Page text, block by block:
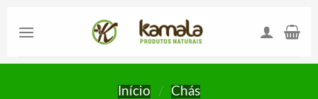
Início / Chás